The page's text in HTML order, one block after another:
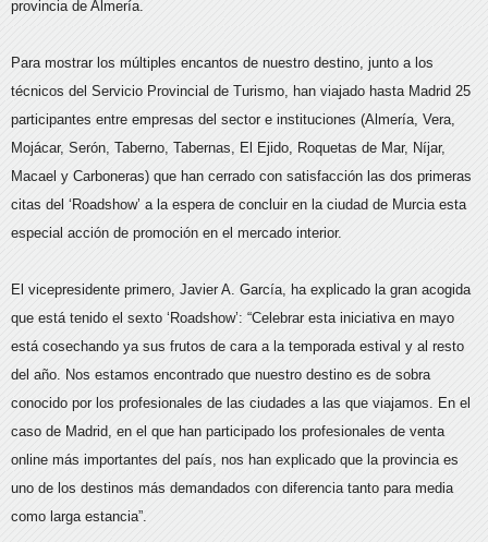
provincia de Almería.
Para mostrar los múltiples encantos de nuestro destino, junto a los
técnicos del Servicio Provincial de Turismo, han viajado hasta Madrid 25
participantes entre empresas del sector e instituciones (Almería, Vera,
Mojácar, Serón, Taberno, Tabernas, El Ejido, Roquetas de Mar, Níjar,
Macael y Carboneras) que han cerrado con satisfacción las dos primeras
citas del ‘Roadshow’ a la espera de concluir en la ciudad de Murcia esta
especial acción de promoción en el mercado interior.
El vicepresidente primero, Javier A. García, ha explicado la gran acogida
que está tenido el sexto ‘Roadshow’: “Celebrar esta iniciativa en mayo
está cosechando ya sus frutos de cara a la temporada estival y al resto
del año. Nos estamos encontrado que nuestro destino es de sobra
conocido por los profesionales de las ciudades a las que viajamos. En el
caso de Madrid, en el que han participado los profesionales de venta
online más importantes del país, nos han explicado que la provincia es
uno de los destinos más demandados con diferencia tanto para media
como larga estancia”.